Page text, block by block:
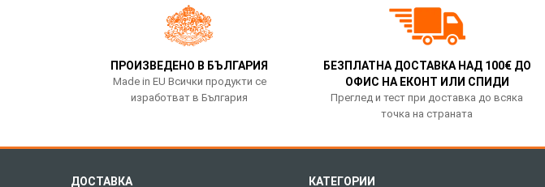
ПРОИЗВЕДЕНО В БЪЛГАРИЯ
Made in EU Всички продукти се
изработват в България
БЕЗПЛАТНА ДОСТАВКА НАД 100€ ДО
ОФИС НА ЕКОНТ ИЛИ СПИДИ
Преглед и тест при доставка до всяка
точка на страната
ДОСТАВКА КАТЕГОРИИ